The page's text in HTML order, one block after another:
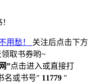
用愁！ 关注后点击下方
取书券哟~
”点击进入或直接打
名或书号" 11779 "